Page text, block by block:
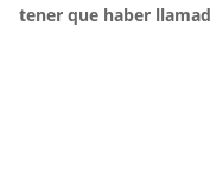
tener que haber